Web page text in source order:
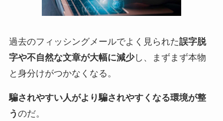
過去のフィッシングメールでよく見られた誤字脱
字や不自然な文章が大幅に減少し、まずまず本物
と身分けがつかなくなる。
騙されやすい人がより騙されやすくなる環境が整
う のだ。